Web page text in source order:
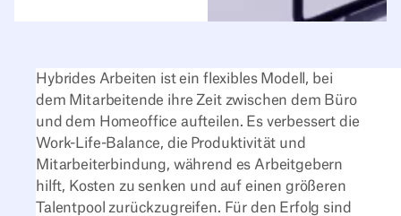
Hybrides Arbeiten ist ein flexibles Modell, bei
dem Mitarbeitende ihre Zeit zwischen dem Büro
und dem Homeoffice aufteilen. Es verbessert die
Work-Life-Balance, die Produktivität und
Mitarbeiterbindung, während es Arbeitgebern
hilft, Kosten zu senken und auf einen größeren
Talentpool zurückzugreifen. Für den Erfolg sind